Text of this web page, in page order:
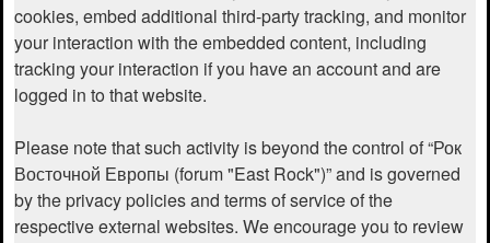
cookies, embed additional third-party tracking, and monitor
your interaction with the embedded content, including
tracking your interaction if you have an account and are
logged in to that website.
Please note that such activity is beyond the control of “Рок
Восточной Европы (forum "East Rock")” and is governed
by the privacy policies and terms of service of the
respective external websites. We encourage you to review